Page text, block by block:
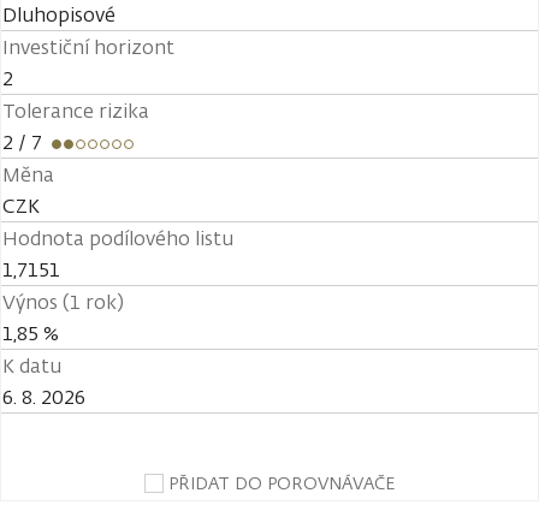
Dluhopisové
Investiční horizont
2
Tolerance rizika
2 / 7
Měna
CZK
Hodnota podílového listu
1,7151
Výnos (1 rok)
1,85 %
K datu
6. 8. 2026
PŘIDAT DO POROVNÁVAČE